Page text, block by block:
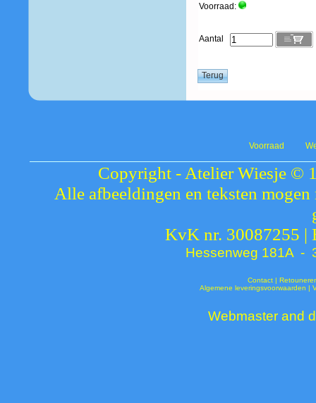
Voorraad:
Aantal
Voorraad
Copyright - Atelier Wiesje ©
Alle afbeeldingen en teksten
KvK nr. 30087255 |
Hessenweg 181A -
Contact|
Algemene leveringsvoorwaarden |
Webmaster and